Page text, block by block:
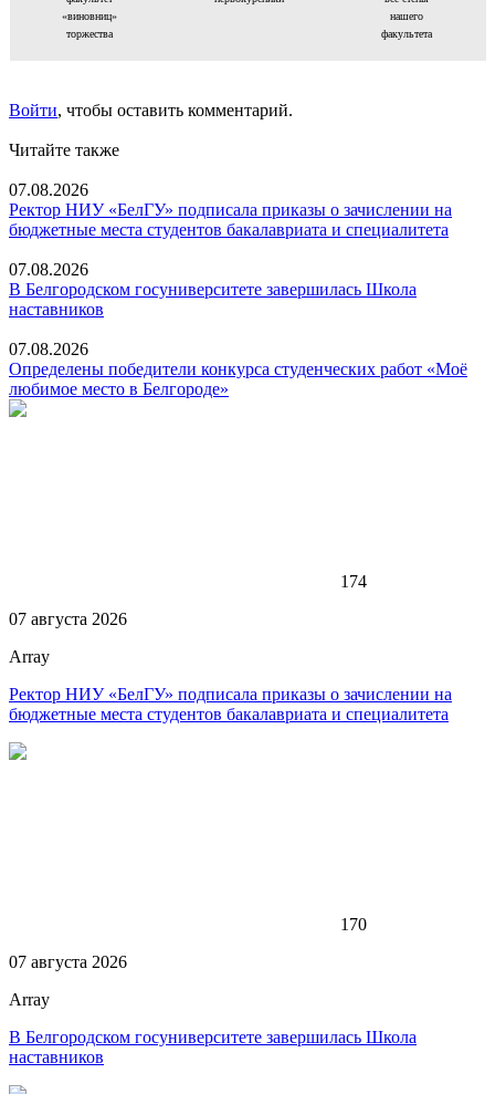
«виновниц»
торжества
нашего
факультета
Войти, чтобы оставить комментарий.
Читайте также
07.08.2026
Ректор НИУ «БелГУ» подписала приказы о зачислении на
бюджетные места студентов бакалавриата и специалитета
07.08.2026
В Белгородском госуниверситете завершилась Школа
наставников
07.08.2026
Определены победители конкурса студенческих работ «Моё
любимое место в Белгороде»
174
07 августа 2026
Array
Ректор НИУ «БелГУ» подписала приказы о зачислении на
бюджетные места студентов бакалавриата и специалитета
170
07 августа 2026
Array
В Белгородском госуниверситете завершилась Школа
наставников